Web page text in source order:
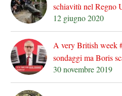
schiavitù nel Regno
12 giugno 2020
A very British week
sondaggi ma Boris
30 novembre 2019